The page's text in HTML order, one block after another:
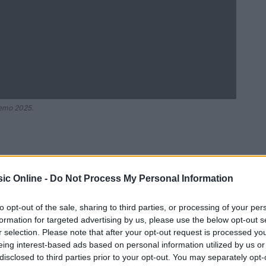
Online - Do Not Process My Personal Information
opt-out of the sale, sharing to third parties, or processing of your
for targeted advertising by us, please use the below opt-out
selection. Please note that after your opt-out request is processed
interest-based ads based on personal information utilized by us
to third parties prior to your opt-out. You may separately
2025.
POWERED BY AdhubMedia